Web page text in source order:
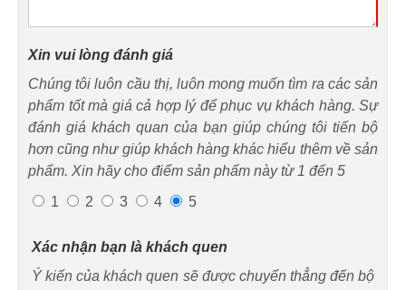
Xin vui lòng đánh giá
Chúng tôi luôn cầu thị, luôn mong muốn tìm ra các sản
phẩm tốt mà giá cả hợp lý để phục vụ khách hàng. Sự
đánh giá khách quan của bạn giúp chúng tôi tiến bộ
hơn cũng như giúp khách hàng khác hiểu thêm về sản
phẩm. Xin hãy cho điểm sản phẩm này từ 1 đến 5
1
2 3 4 5
Xác nhận bạn là khách quen
Ý kiến của khách quen sẽ được chuyển thẳng đến bộ